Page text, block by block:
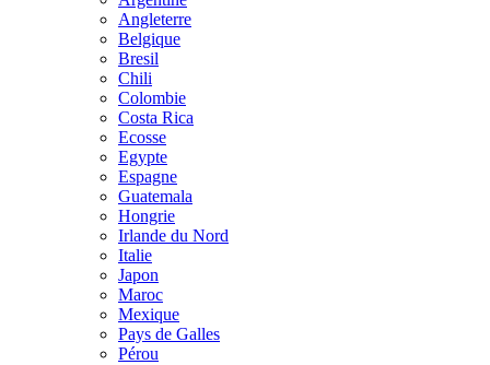
Angleterre
Belgique
Bresil
Chili
Colombie
Costa Rica
Ecosse
Egypte
Espagne
Guatemala
Hongrie
Irlande du Nord
Italie
Japon
Maroc
Mexique
Pays de Galles
Pérou